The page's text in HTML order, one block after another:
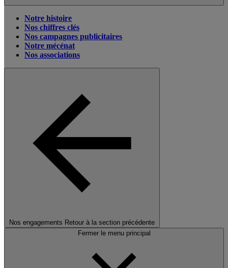
Notre histoire
Nos chiffres clés
Nos campagnes publicitaires
Notre mécénat
Nos associations
Nos engagements Retour à la section précédente
Fermer le menu principal